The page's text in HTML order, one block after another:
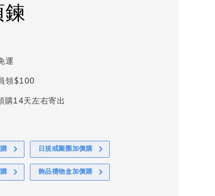
運
領$100
購14天左右寄出
日規戒圍圈加價購
飾品禮物盒加價購